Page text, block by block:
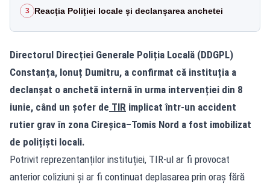
3 Reacția Poliției locale și declanșarea anchetei
Directorul Direcției Generale Poliția Locală (DDGPL)
Constanța, Ionuț Dumitru, a confirmat că instituția a
declanșat o anchetă internă în urma intervenției din 8
iunie, când un șofer de TIR implicat într-un accident
rutier grav în zona Cireșica–Tomis Nord a fost imobilizat
de polițiști locali.
Potrivit reprezentanților instituției, TIR-ul ar fi provocat
anterior coliziuni și ar fi continuat deplasarea prin oraș fără